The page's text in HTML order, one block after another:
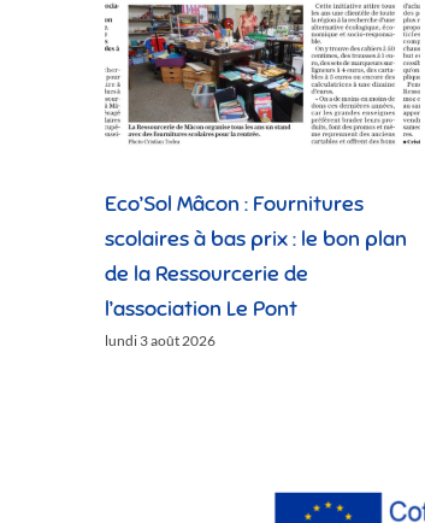
Eco’Sol Mâcon : Fournitures
scolaires à bas prix : le bon plan
de la Ressourcerie de
l’association Le Pont
lundi 3 août 2026